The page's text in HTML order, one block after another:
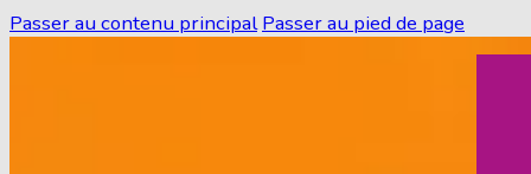
Passer au contenu principal Passer au pied de page